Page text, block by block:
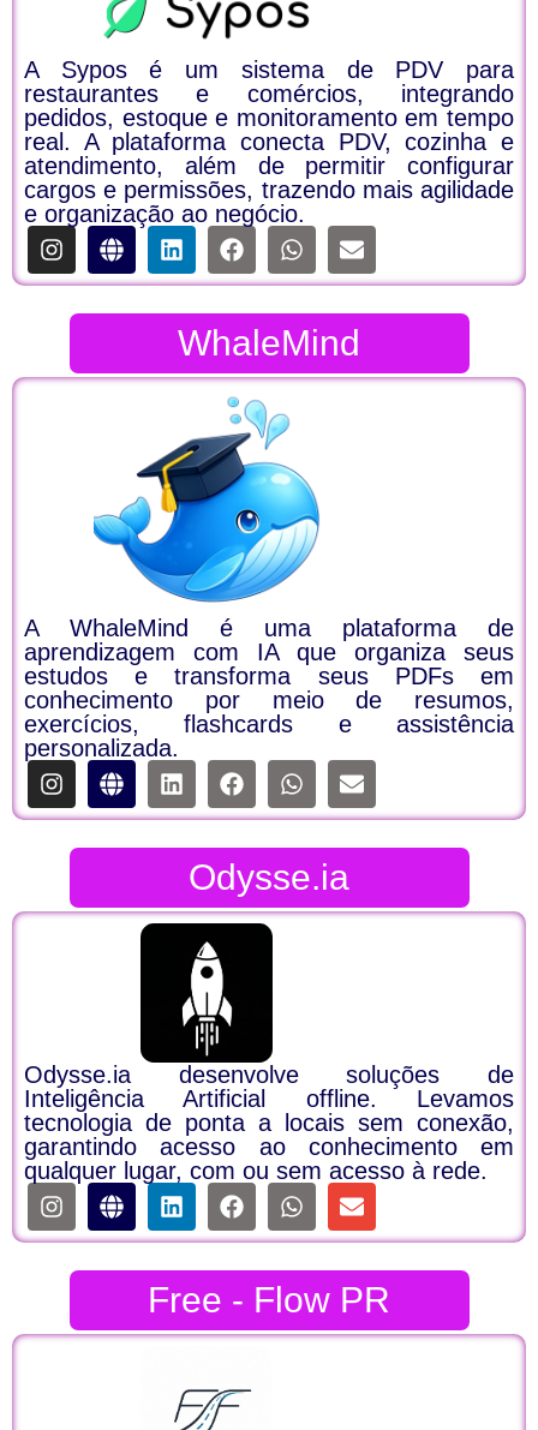
A Sypos é um sistema de PDV para
restaurantes e comércios, integrando
pedidos, estoque e monitoramento em tempo
real. A plataforma conecta PDV, cozinha e
atendimento, além de permitir configurar
cargos e permissões, trazendo mais agilidade
e organização ao negócio.​
WhaleMind
A WhaleMind é uma plataforma de
aprendizagem com IA que organiza seus
estudos e transforma seus PDFs em
conhecimento por meio de resumos,
exercícios, flashcards e assistência
personalizada.
Odysse.ia
Odysse.ia desenvolve soluções de
Inteligência Artificial offline. Levamos
tecnologia de ponta a locais sem conexão,
garantindo acesso ao conhecimento em
qualquer lugar, com ou sem acesso à rede.
Free - Flow PR